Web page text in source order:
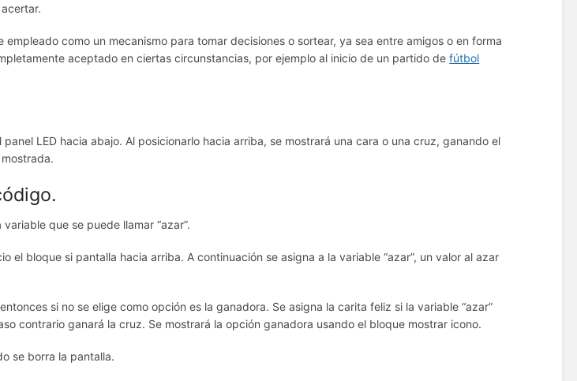
empleado como un mecanismo para tomar decisiones o sortear, ya sea entre amigos o en forma
aceptado en ciertas circunstancias, por ejemplo al inicio de un partido defútbol
panel LED hacia abajo. Al posicionarlo hacia arriba, se mostrará una cara o una cruz, ganando el
que se puede llamar “azar”.
el bloque si pantalla hacia arriba. A continuación se asigna a la variable “azar”, un valor al azar
si no se elige como opción es la ganadora. Se asigna la carita feliz si la variable “azar”
contrario ganará la cruz. Se mostrará la opción ganadora usando el bloque mostrar icono.
se borra la pantalla.